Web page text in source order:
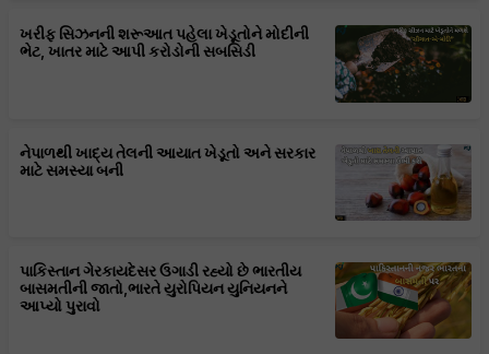
ખરીફ સિઝનની શરૂઆત પહેલા ખેડૂતોને મોદીની
ભેટ, ખાતર માટે આપી કરોડોની સબસિડી
નેપાળથી ખાદ્ય તેલની આયાત ખેડૂતો અને સરકાર
માટે સમસ્યા બની
પાકિસ્તાન ગેરકાયદેસર ઉગાડી રહ્યો છે ભારતીય
બાસમતીની જાતો,ભારતે યુરોપિયન યુનિયનને
આપ્યો પુરાવો